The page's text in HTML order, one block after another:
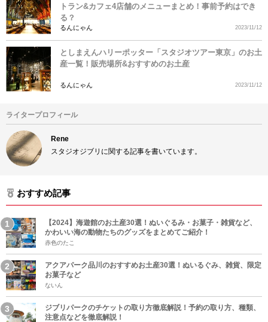
トラン&カフェ4店舗のメニューまとめ！事前予約はでき
る？
るんにゃん 2023/11/12
としまえんハリーポッター「スタジオツアー東京」のお土
産一覧！販売場所&おすすめのお土産
るんにゃん 2023/11/12
ライタープロフィール
Rene
スタジオジブリに関する記事を書いています。
おすすめ記事
【2024】海遊館のお土産30選！ぬいぐるみ・お菓子・雑貨など、
かわいい海の動物たちのグッズをまとめてご紹介！
赤色のたこ
アクアパーク品川のおすすめお土産30選！ぬいるぐみ、雑貨、限定
お菓子など
ないん
ジブリパークのチケットの取り方徹底解説！予約の取り方、種類、
注意点などを徹底解説！